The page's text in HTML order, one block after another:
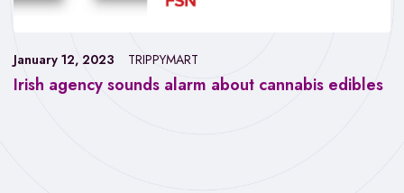
Irish agency sounds alarm about cannabis edibles
January 12, 2023 TRIPPYMART